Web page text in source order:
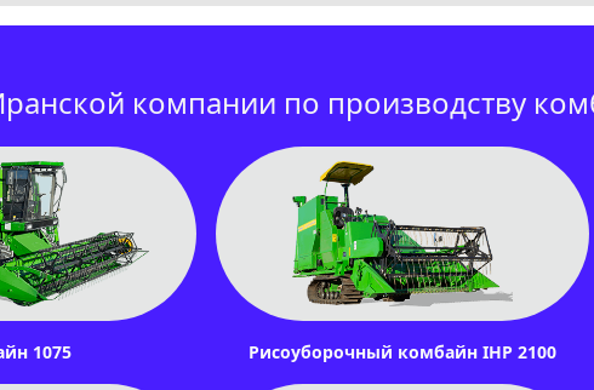
компании по производству
1075 Рисоуборочный комбайн IHP 2100